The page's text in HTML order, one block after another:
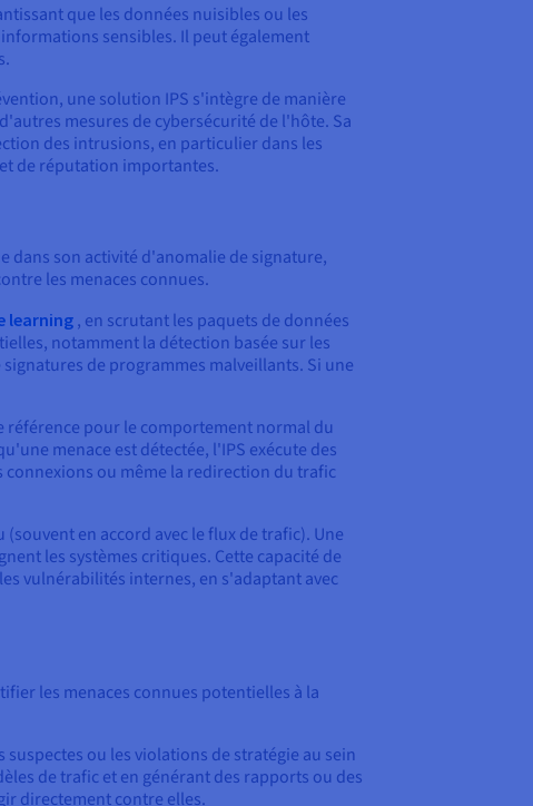
que les données nuisibles ou les
sensibles. Il peut également
une solution IPS s'intègre de manière
mesures de cybersécurité de l'hôte. Sa
des intrusions, en particulier dans les
de réputation importantes.
dans son activité d'anomalie de signature,
les menaces connues.
learning , en scrutant les paquets de données
notamment la détection basée sur les
de programmes malveillants. Si une
référence pour le comportement normal du
menace est détectée, l'IPS exécute des
ou même la redirection du trafic
en accord avec le flux de trafic). Une
les systèmes critiques. Cette capacité de
vulnérabilités internes, en s'adaptant avec
les menaces connues potentielles à la
ou les violations de stratégie au sein
de trafic et en générant des rapports ou des
directement contre elles.